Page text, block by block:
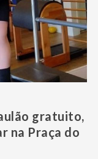
gratuito,
na Praça do